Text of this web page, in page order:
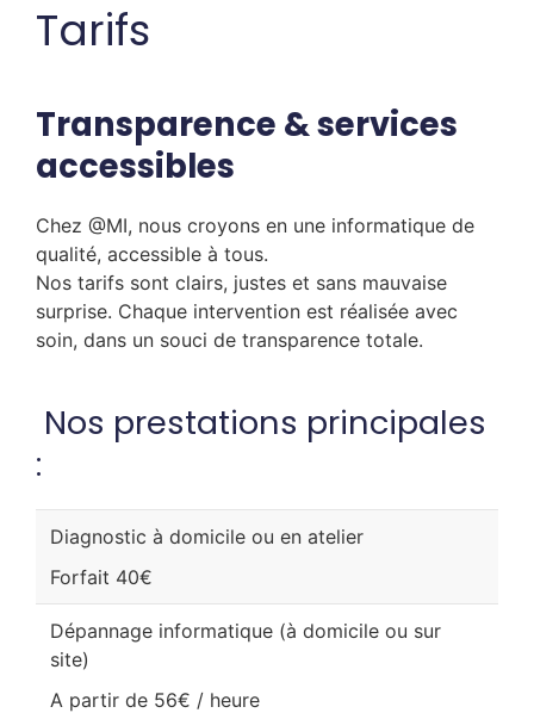
Tarifs
Transparence & services
accessibles
Chez @MI, nous croyons en une informatique de
qualité, accessible à tous.
Nos tarifs sont clairs, justes et sans mauvaise
surprise. Chaque intervention est réalisée avec
soin, dans un souci de transparence totale.
Nos prestations principales
:
Diagnostic à domicile ou en atelier
Forfait 40€
Dépannage informatique (à domicile ou sur
site)
A partir de 56€ / heure